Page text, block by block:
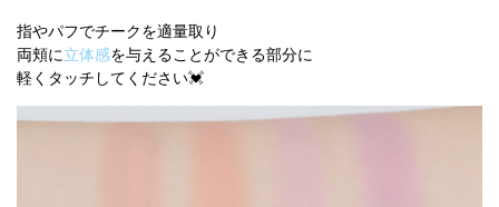
指やパフでチークを適量取り
両頬に立体感を与えることができる部分に
軽くタッチしてください💓